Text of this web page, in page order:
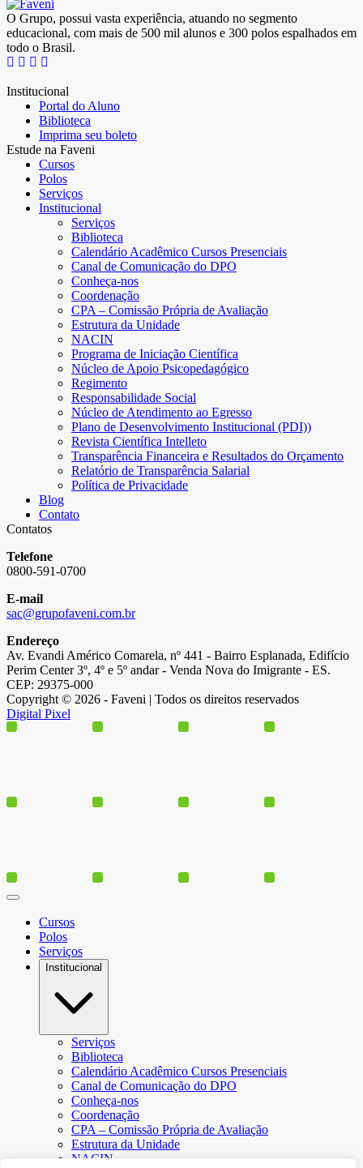
O Grupo, possui vasta experiência, atuando no segmento
educacional, com mais de 500 mil alunos e 300 polos espalhados em
todo o Brasil.
Institucional
Portal do Aluno
Biblioteca
Imprima seu boleto
Estude na Faveni
Cursos
Polos
Serviços
Institucional
Serviços
Biblioteca
Calendário Acadêmico Cursos Presenciais
Canal de Comunicação do DPO
Conheça-nos
Coordenação
CPA – Comissão Própria de Avaliação
Estrutura da Unidade
NACIN
Programa de Iniciação Científica
Núcleo de Apoio Psicopedagógico
Regimento
Responsabilidade Social
Núcleo de Atendimento ao Egresso
Plano de Desenvolvimento Institucional (PDI))
Revista Científica Intelleto
Transparência Financeira e Resultados do Orçamento
Relatório de Transparência Salarial
Política de Privacidade
Blog
Contato
Contatos
Telefone
0800-591-0700
E-mail
sac@grupofaveni.com.br
Endereço
Av. Evandi Américo Comarela, nº 441 - Bairro Esplanada, Edifício
Perim Center 3º, 4º e 5º andar - Venda Nova do Imigrante - ES.
CEP: 29375-000
Copyright © 2026 - Faveni | Todos os direitos reservados
Digital Pixel
Cursos
Polos
Serviços
Institucional
Serviços
Biblioteca
Calendário Acadêmico Cursos Presenciais
Canal de Comunicação do DPO
Conheça-nos
Coordenação
CPA – Comissão Própria de Avaliação
Estrutura da Unidade
NACIN